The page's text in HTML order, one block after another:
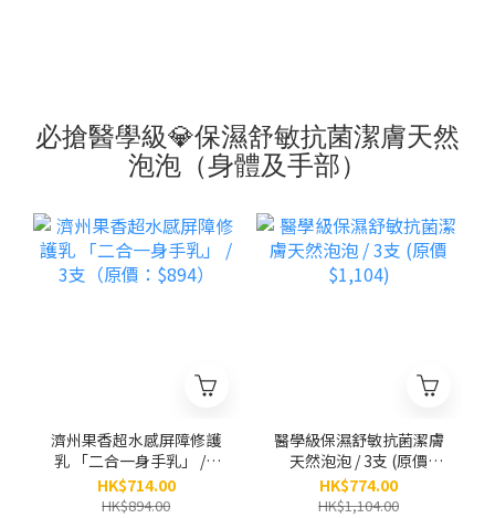
必搶醫學級💎保濕舒敏抗菌潔膚天然
泡泡（身體及手部）
濟州果香超水感屏障修護
乳 「二合一身手乳」 / 3
支（原價：$894）
HK$714.00
HK$894.00
醫學級保濕舒敏抗菌潔膚
天然泡泡 / 3支 (原價
$1,104)
HK$774.00
HK$1,104.00